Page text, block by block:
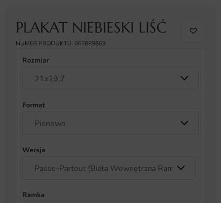
PLAKAT NIEBIESKI LIŚĆ
NUMER PRODUKTU: 063889869
Rozmiar
Format
Wersja
Ramka